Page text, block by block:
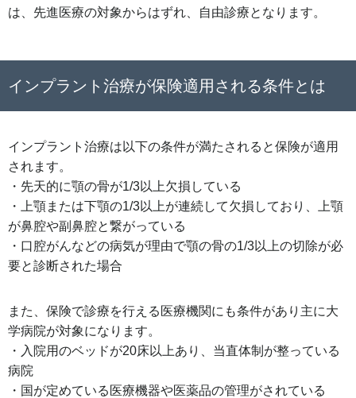
は、先進医療の対象からはずれ、自由診療となります。
インプラント治療が保険適用される条件とは
インプラント治療は以下の条件が満たされると保険が適用
されます。
・先天的に顎の骨が1/3以上欠損している
・上顎または下顎の1/3以上が連続して欠損しており、上顎
が鼻腔や副鼻腔と繋がっている
・口腔がんなどの病気が理由で顎の骨の1/3以上の切除が必
要と診断された場合
また、保険で診療を行える医療機関にも条件があり主に大
学病院が対象になります。
・入院用のベッドが20床以上あり、当直体制が整っている
病院
・国が定めている医療機器や医薬品の管理がされている